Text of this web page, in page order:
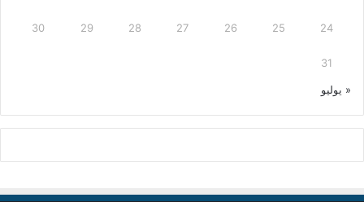
24
25
26
27
28
29
30
31
« يوليو